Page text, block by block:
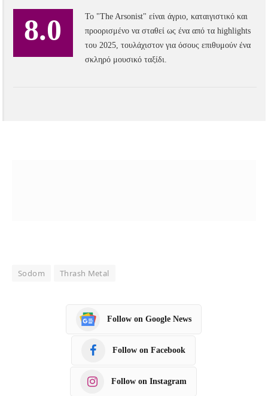
8.0
Το "The Arsonist" είναι άγριο, καταιγιστικό και
προορισμένο να σταθεί ως ένα από τα highlights
του 2025, τουλάχιστον για όσους επιθυμούν ένα
σκληρό μουσικό ταξίδι.
Sodom Thrash Metal
Follow on Google News
Follow on Facebook
Follow on Instagram